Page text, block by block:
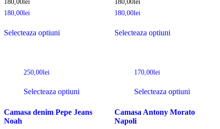
180,00lei
180,00lei
Selecteaza optiuni
180,00lei
180,00lei
Selecteaza optiuni
250,00lei
Selecteaza optiuni
Camasa denim Pepe Jeans
Noah
170,00lei
Selecteaza optiuni
Camasa Antony Morato
Napoli